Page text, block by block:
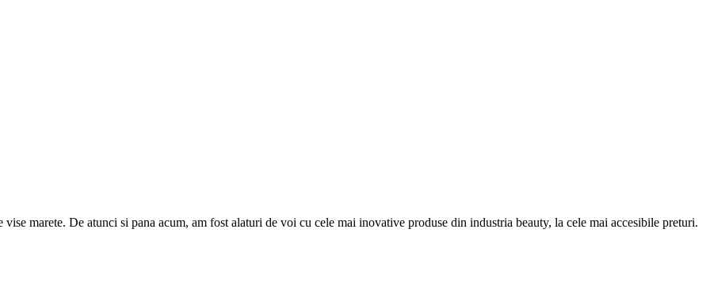
marete. De atunci si pana acum, am fost alaturi de voi cu cele mai inovative produse din industria beauty, la cele mai accesibile preturi.